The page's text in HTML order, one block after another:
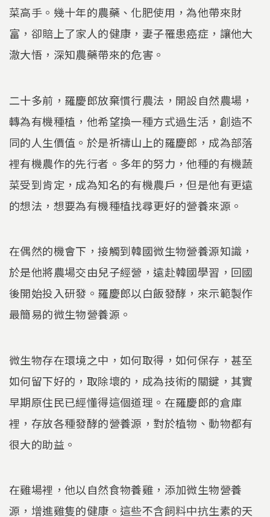
菜高手。幾十年的農藥、化肥使用，為他帶來財
富，卻賠上了家人的健康，妻子罹患癌症，讓他大
澈大悟，深知農藥帶來的危害。
二十多前，羅慶郎放棄慣行農法，開設自然農場，
轉為有機種植，他希望換一種方式過生活，創造不
同的人生價值。於是祈禱山上的羅慶郎，成為部落
裡有機農作的先行者。多年的努力，他種的有機蔬
菜受到肯定，成為知名的有機農戶，但是他有更遠
的想法，想要為有機種植找尋更好的營養來源。
在偶然的機會下，接觸到韓國微生物營養源知識，
於是他將農場交由兒子經營，遠赴韓國學習，回國
後開始投入研發。羅慶郎以白飯發酵，來示範製作
最簡易的微生物營養源。
微生物存在環境之中，如何取得，如何保存，甚至
如何留下好的，取除壞的，成為技術的關鍵，其實
早期原住民已經懂得這個道理。在羅慶郎的倉庫
裡，存放各種發酵的營養源，對於植物、動物都有
很大的助益。
在雞場裡，他以自然食物養雞，添加微生物營養
源，增進雞隻的健康。這些不含飼料中抗生素的天